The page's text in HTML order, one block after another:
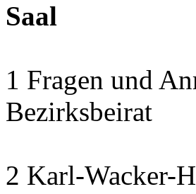
Saal
1 Fragen und
Bezirksbeirat
2 Karl-Wacker-